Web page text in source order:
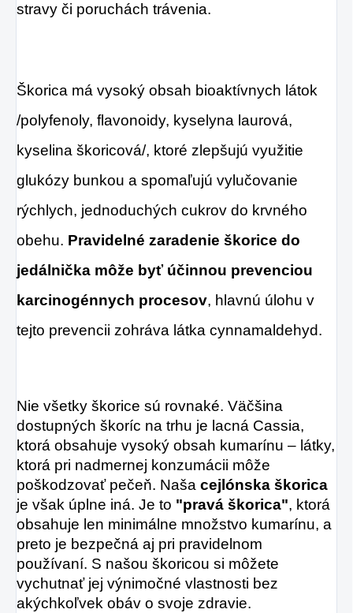
stravy či poruchách trávenia.
Škorica má vysoký obsah bioaktívnych látok
/polyfenoly, flavonoidy, kyselyna laurová,
kyselina škoricová/, ktoré zlepšujú využitie
glukózy bunkou a spomaľujú vylučovanie
rýchlych, jednoduchých cukrov do krvného
obehu. Pravidelné zaradenie škorice do
jedálnička môže byť účinnou prevenciou
karcinogénnych procesov, hlavnú úlohu v
tejto prevencii zohráva látka cynnamaldehyd.
Nie všetky škorice sú rovnaké. Väčšina
dostupných škoríc na trhu je lacná Cassia,
ktorá obsahuje vysoký obsah kumarínu – látky,
ktorá pri nadmernej konzumácii môže
poškodzovať pečeň. Naša cejlónska škorica
je však úplne iná. Je to "pravá škorica", ktorá
obsahuje len minimálne množstvo kumarínu, a
preto je bezpečná aj pri pravidelnom
používaní. S našou škoricou si môžete
vychutnať jej výnimočné vlastnosti bez
akýchkoľvek obáv o svoje zdravie.